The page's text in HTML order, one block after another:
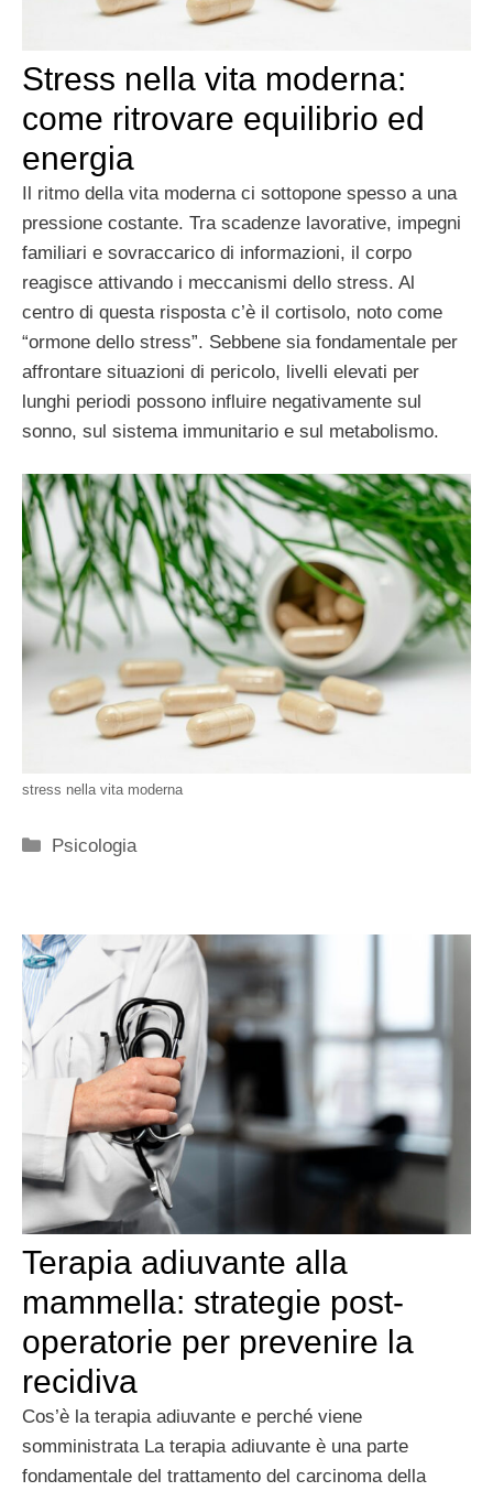
Stress nella vita moderna:
come ritrovare equilibrio ed
energia
Il ritmo della vita moderna ci sottopone spesso a una
pressione costante. Tra scadenze lavorative, impegni
familiari e sovraccarico di informazioni, il corpo
reagisce attivando i meccanismi dello stress. Al
centro di questa risposta c’è il cortisolo, noto come
“ormone dello stress”. Sebbene sia fondamentale per
affrontare situazioni di pericolo, livelli elevati per
lunghi periodi possono influire negativamente sul
sonno, sul sistema immunitario e sul metabolismo.
stress nella vita moderna
Categorie
Psicologia
Terapia adiuvante alla
mammella: strategie post-
operatorie per prevenire la
recidiva
Cos’è la terapia adiuvante e perché viene
somministrata La terapia adiuvante è una parte
fondamentale del trattamento del carcinoma della